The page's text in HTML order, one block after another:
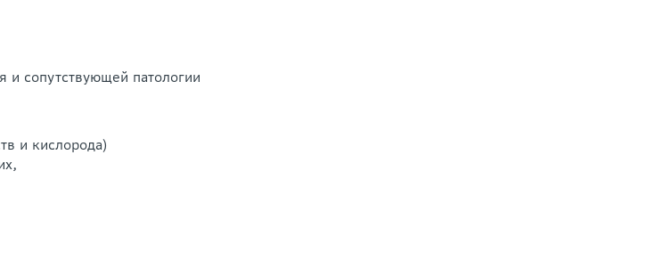
и сопутствующей патологии
и кислорода)